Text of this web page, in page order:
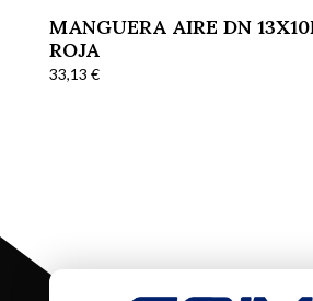
MANGUERA AIRE DN
ROJA
33,13 €